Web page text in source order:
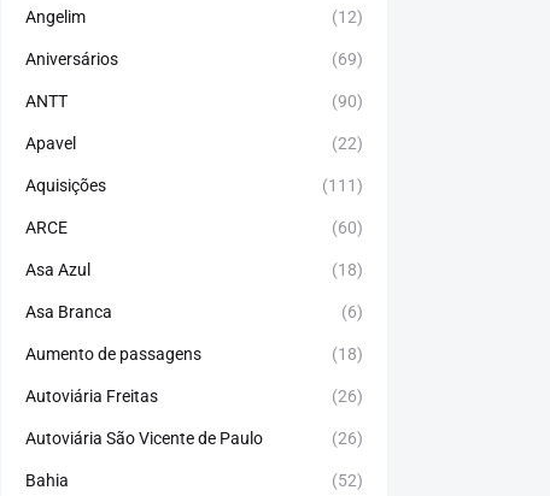
Angelim (12)
Aniversários (69)
ANTT (90)
Apavel (22)
Aquisições (111)
ARCE (60)
Asa Azul (18)
Asa Branca (6)
Aumento de passagens (18)
Autoviária Freitas (26)
Autoviária São Vicente de Paulo (26)
Bahia (52)